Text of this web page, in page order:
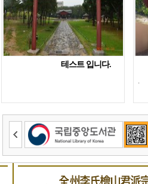
테스트 입니다.
.